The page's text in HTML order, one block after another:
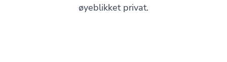
øyeblikket privat.